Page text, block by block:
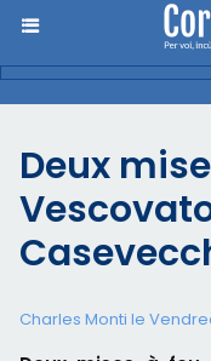
Deux
Charles Monti le